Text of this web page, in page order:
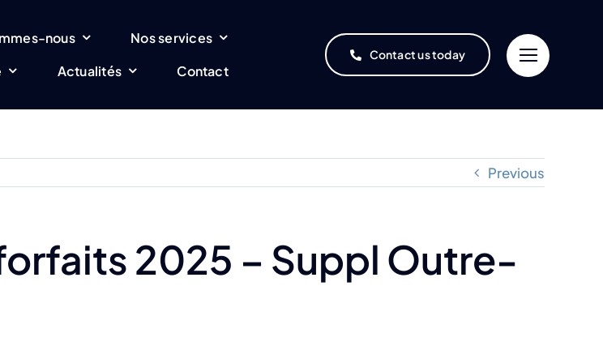
nous
Nos services
Actualités Contact
Contact us today
Previous
2025 – Suppl Outre-